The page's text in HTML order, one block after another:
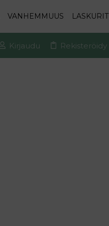
VANHEMMUUS LASKURIT
Kirjaudu Rekisteröidy